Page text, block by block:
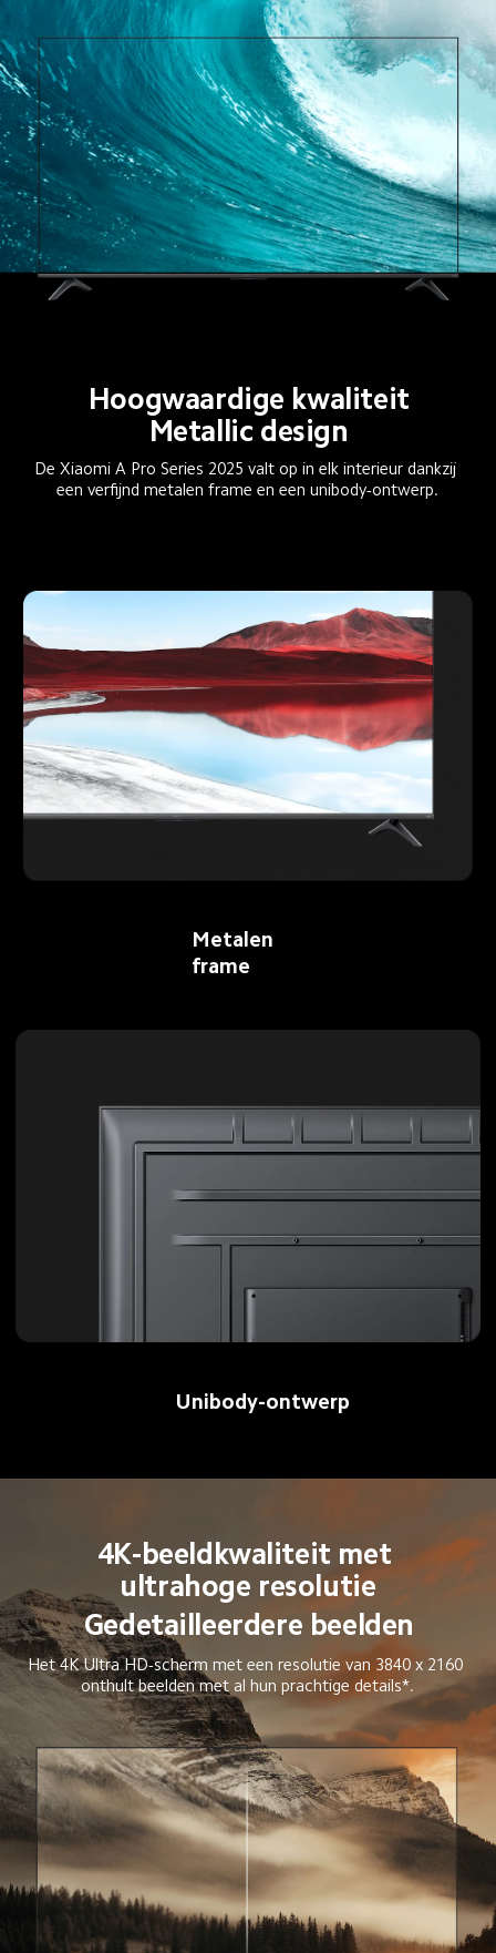
Hoogwaardige kwaliteit
Metallic design
De Xiaomi A Pro Series 2025 valt op in elk interieur dankzij
een verfijnd metalen frame en een unibody-ontwerp.
Metalen
frame
Unibody-ontwerp
4K-beeldkwaliteit met
ultrahoge resolutie
Gedetailleerdere beelden
Het 4K Ultra HD-scherm met een resolutie van 3840 x 2160
onthult beelden met al hun prachtige details*.